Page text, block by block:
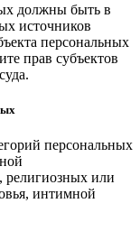
должны быть в
источников
персональных
прав субъектов
персональных
религиозных или
интимной